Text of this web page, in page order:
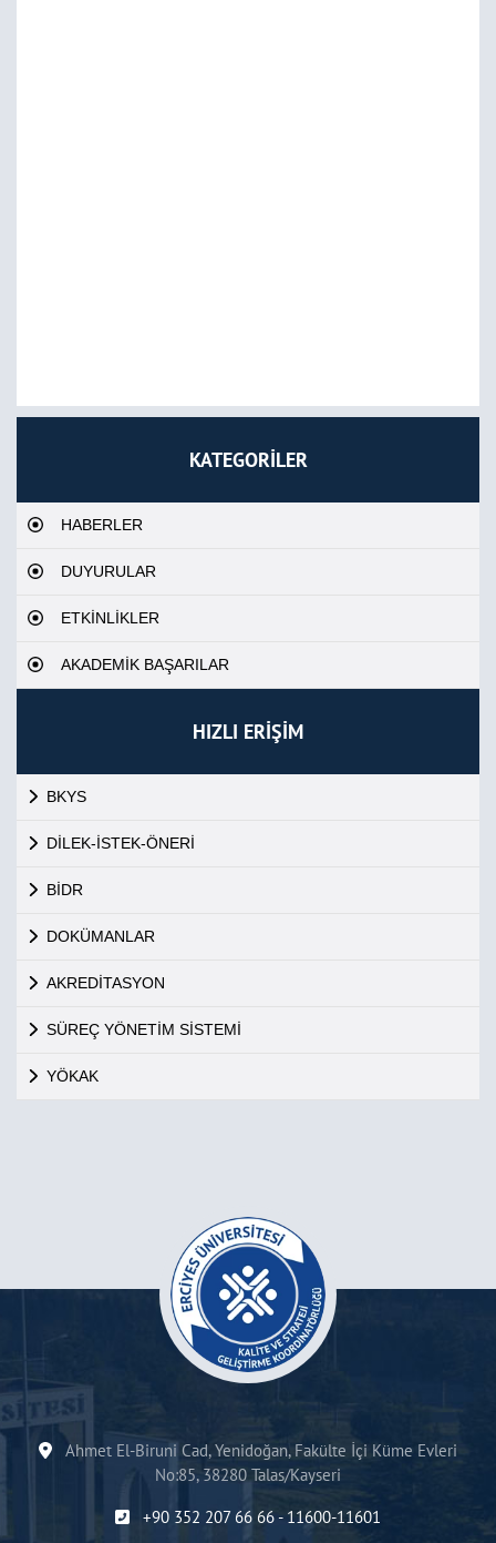
KATEGORİLER
HABERLER
DUYURULAR
ETKİNLİKLER
AKADEMİK BAŞARILAR
HIZLI ERİŞİM
BKYS
DİLEK-İSTEK-ÖNERİ
BİDR
DOKÜMANLAR
AKREDİTASYON
SÜREÇ YÖNETİM SİSTEMİ
YÖKAK
Ahmet El-Biruni Cad, Yenidoğan, Fakülte İçi Küme Evleri
No:85, 38280 Talas/Kayseri
+90 352 207 66 66 - 11600-11601